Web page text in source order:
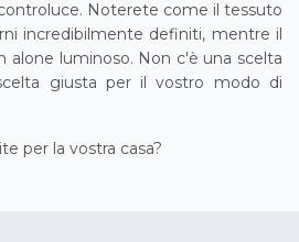
Noterete come il tessuto
incredibilmente definiti, mentre il
alone luminoso. Non c'è una scelta
giusta per il vostro modo di
per la vostra casa?